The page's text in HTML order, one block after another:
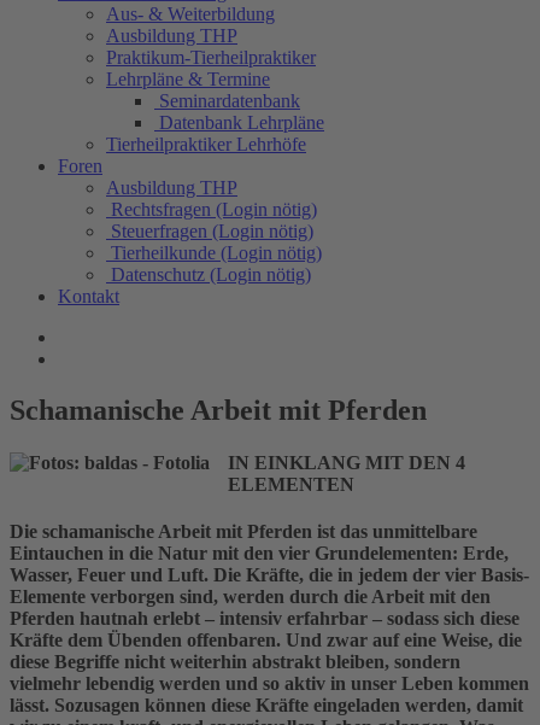
Aus- & Weiterbildung
Ausbildung THP
Praktikum-Tierheilpraktiker
Lehrpläne & Termine
Seminardatenbank
Datenbank Lehrpläne
Tierheilpraktiker Lehrhöfe
Foren
Ausbildung THP
Rechtsfragen (Login nötig)
Steuerfragen (Login nötig)
Tierheilkunde (Login nötig)
Datenschutz (Login nötig)
Kontakt
Schamanische Arbeit mit Pferden
IN EINKLANG MIT DEN 4
ELEMENTEN
Die schamanische Arbeit mit Pferden ist das unmittelbare
Eintauchen in die Natur mit den vier Grundelementen: Erde,
Wasser, Feuer und Luft. Die Kräfte, die in jedem der vier Basis-
Elemente verborgen sind, werden durch die Arbeit mit den
Pferden hautnah erlebt – intensiv erfahrbar – sodass sich diese
Kräfte dem Übenden offenbaren. Und zwar auf eine Weise, die
diese Begriffe nicht weiterhin abstrakt bleiben, sondern
vielmehr lebendig werden und so aktiv in unser Leben kommen
lässt. Sozusagen können diese Kräfte eingeladen werden, damit